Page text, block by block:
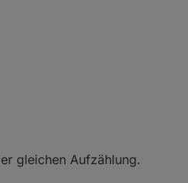
gleichen Aufzählung.